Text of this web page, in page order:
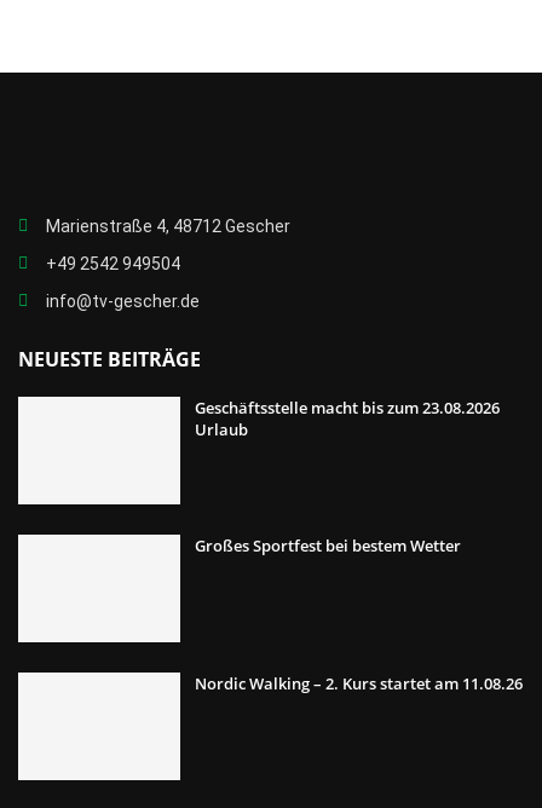
Marienstraße 4, 48712 Gescher
+49 2542 949504
info@tv-gescher.de
NEUESTE BEITRÄGE
Geschäftsstelle macht bis zum 23.08.2026
Urlaub
Großes Sportfest bei bestem Wetter
Nordic Walking – 2. Kurs startet am 11.08.26